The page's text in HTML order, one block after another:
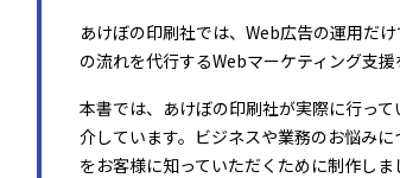
あけぼの印刷社では、Web広告の運用だ
の流れを代行するWebマーケティング支援
本書では、あけぼの印刷社が実際に行っ
介しています。ビジネスや業務のお悩み
をお客様に知っていただくために制作しま